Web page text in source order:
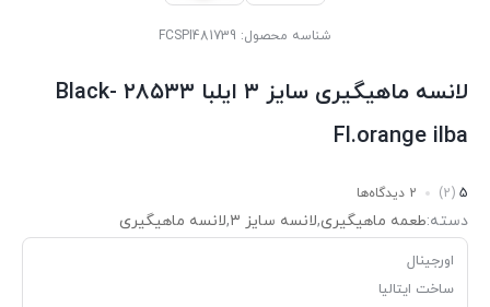
شناسه محصول: FCSPI481739
لانسه ماهیگیری سایز ۳ ایلبا ۲۸۵۳۳ Black-
Fl.orange ilba
5
(2) 2 دیدگاه‌ها
دسته:طعمه ماهیگیری,لانسه سایز ۳ ,لانسه ماهیگیری
اورجینال
ساخت ایتالیا